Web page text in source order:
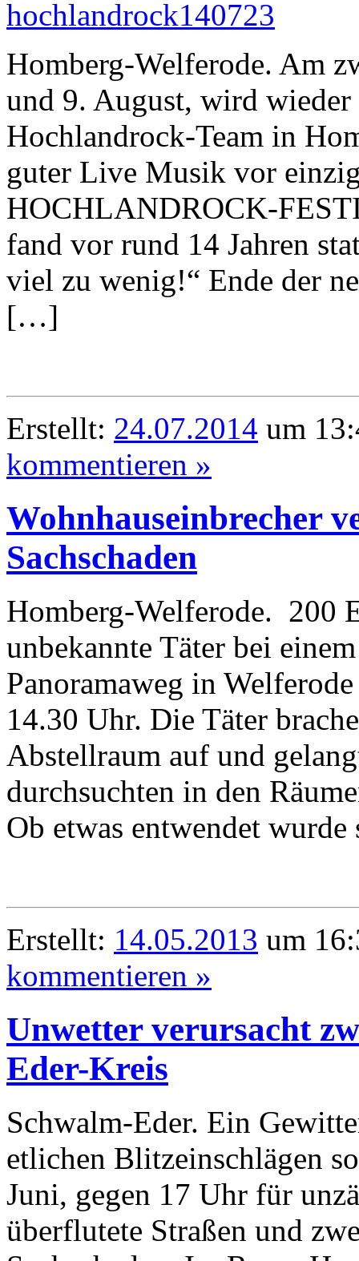
Homberg-Welferode. Am
und 9. August, wird
Hochlandrock-Team in
guter Live Musik vor
HOCHLANDROCK-
fand vor rund 14 Jahren
viel zu wenig!“ Ende der
[…]
Erstellt: 24.07.2014 um
kommentieren »
Wohnhauseinbrecher
Sachschaden
Homberg-Welferode. 200
unbekannte Täter bei
Panoramaweg in
14.30 Uhr. Die Täter
Abstellraum auf und
durchsuchten in den
Ob etwas entwendet
Erstellt: 14.05.2013 um
kommentieren »
Unwetter verursacht
Eder-Kreis
Schwalm-Eder. Ein
etlichen Blitzeinschlägen
Juni, gegen 17 Uhr für
überflutete Straßen und